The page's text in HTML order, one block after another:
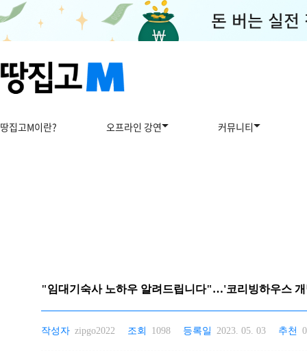
땅집고M이란? 오프라인 강연 커뮤니티
"임대기숙사 노하우 알려드립니다"…'코리빙하우스 개
작성자 zipgo2022 조회 1098 등록일 2023. 05. 03 추천 0